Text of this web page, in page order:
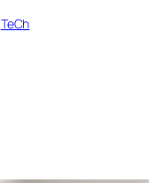
TeCh